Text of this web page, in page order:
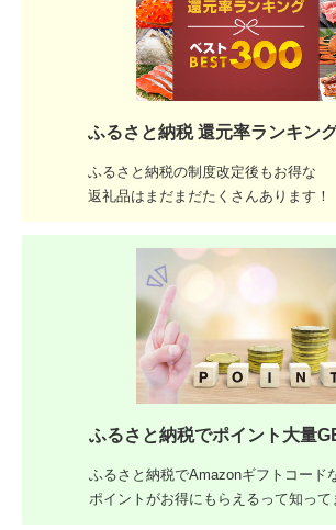
ふるさと納税 還元率ランキン
ふるさと納税の制度改定後もお得な
返礼品はまだまだたくさんあります！
ふるさと納税でポイント大量
ふるさと納税でAmazonギフトコード
ポイントがお得にもらえるって知って